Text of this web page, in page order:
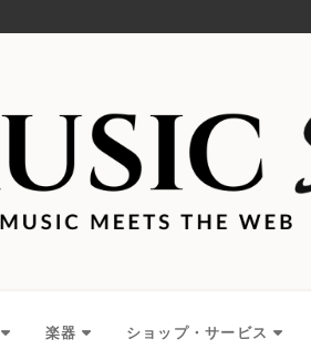
楽器 ショップ・サービス